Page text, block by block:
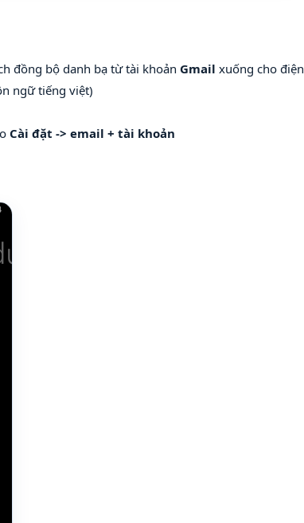
đồng bộ danh bạ từ tài khoản Gmail xuống cho điện
ngữ tiếng việt)
Cài đặt -> email + tài khoản